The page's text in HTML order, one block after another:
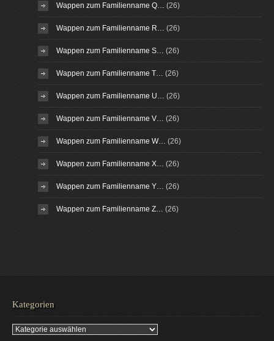
Wappen zum Familienname Q… (26)
Wappen zum Familienname R… (26)
Wappen zum Familienname S… (26)
Wappen zum Familienname T… (26)
Wappen zum Familienname U… (26)
Wappen zum Familienname V… (26)
Wappen zum Familienname W… (26)
Wappen zum Familienname X… (26)
Wappen zum Familienname Y… (26)
Wappen zum Familienname Z… (26)
Kategorien
Kategorien